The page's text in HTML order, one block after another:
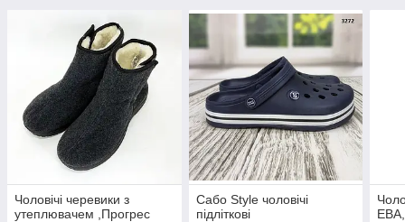
Чоловічі черевики з
утеплювачем ,Прогрес
Сабо Style чоловічі
підліткові